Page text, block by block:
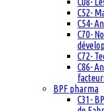
C52-
C54-
C70-
C72-
C86-
BPF pharma
C31-